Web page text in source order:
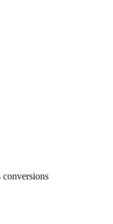
conversions